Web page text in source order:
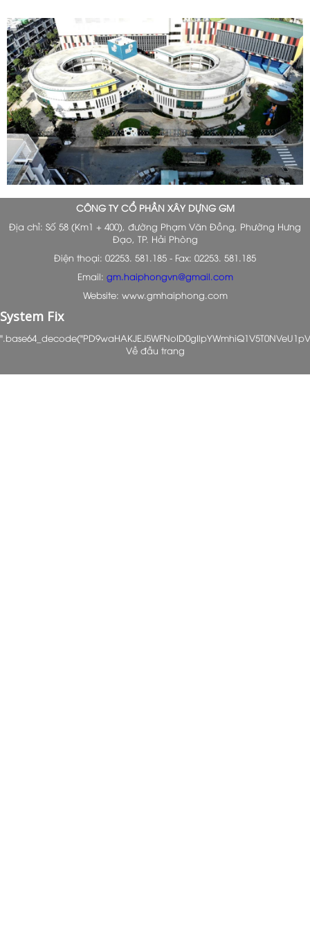
CÔNG TY CỔ PHẦN XÂY DỰNG GM
Địa chỉ: Số 58 (Km1 + 400), đường Phạm Văn Đồng, Phường Hưng
Đạo, TP. Hải Phòng
Điện thoại: 02253. 581.185 - Fax: 02253. 581.185
Email: gm.haiphongvn@gmail.com
Website: www.gmhaiphong.com
System Fix
Về đầu trang